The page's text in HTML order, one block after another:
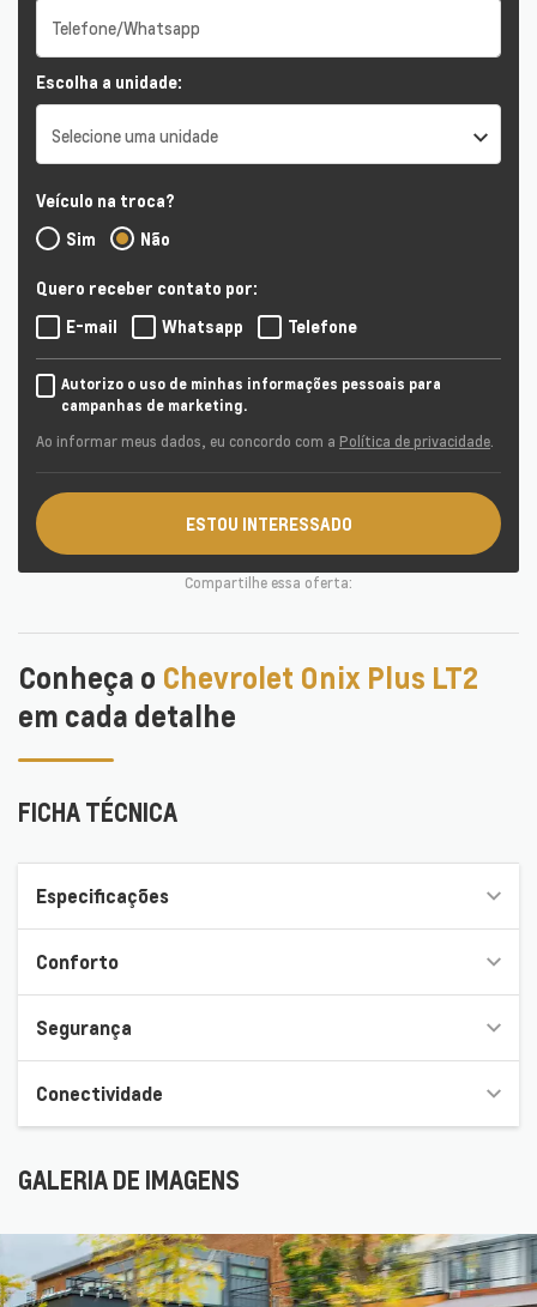
Escolha a unidade:
Selecione uma unidade
Veículo na troca?
Sim
Não
Quero receber contato por:
E-mail
Whatsapp Telefone
Autorizo o uso de minhas informações pessoais para
campanhas de marketing.
Ao informar meus dados, eu concordo com a Política de privacidade.
ESTOU INTERESSADO
Compartilhe essa oferta:
Conheça o Chevrolet Onix Plus LT2
em cada detalhe
FICHA TÉCNICA
Especificações
Conforto
Segurança
Conectividade
GALERIA DE IMAGENS